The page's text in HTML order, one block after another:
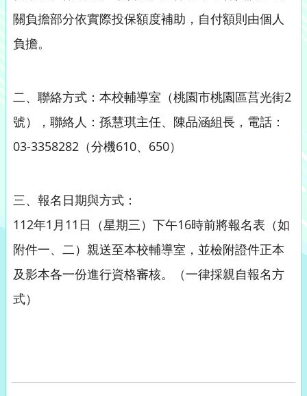
關負擔部分依實際投保額度補助，自付額則由個人
負擔。
二、聯絡方式：本校輔導室（桃園市桃園區莒光街2
號），聯絡人：孫慧琪主任、陳品涵組長，電話：
03-3358282（分機610、650）
三、報名日期與方式：
112年1月11日（星期三）下午16時前將報名表（如
附件一、二）親送至本校輔導室，並檢附證件正本
及影本各一份進行資格審核。（一律採親自報名方
式）